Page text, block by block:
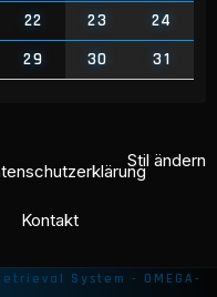
22 23
24
29 30 31
Stil ändern
Kontakt